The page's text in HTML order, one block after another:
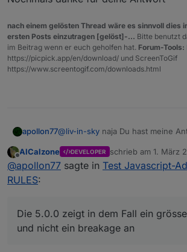
nach einem gelösten Thread wäre es sinnvoll dies
ersten Posts einzutragen [gelöst]-... Bitte benutzt
im Beitrag wenn er euch geholfen hat. Forum-Tools:
https://picpick.app/en/download/ und ScreenToGif
https://www.screentogif.com/downloads.html
apollon77@liv-in-sky naja Du hast meine
Aber gern nochmal
mega low ...
Die 5.0.0 zeigt in dem Fall ein
nicht ein breakage an :-)
Offline
AlCalzone DEVELOPER schrieb am 1. März
zuletzt editiert von
@apollon77 sagte in Test Javascript-
RULES:
Die 5.0.0 zeigt in dem Fall ein
und nicht ein breakage an